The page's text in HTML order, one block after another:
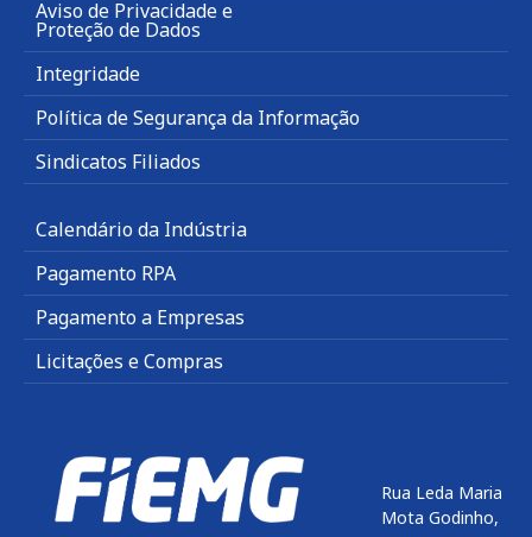
Aviso de Privacidade e
Proteção de Dados
Integridade
Política de Segurança da Informação
Sindicatos Filiados
Calendário da Indústria
Pagamento RPA
Pagamento a Empresas
Licitações e Compras
Rua Leda Maria
Mota Godinho,